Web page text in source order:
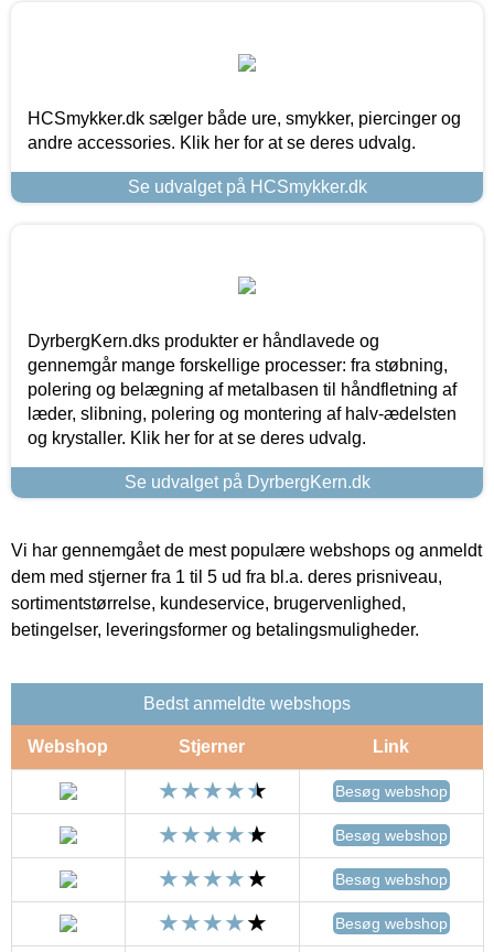
HCSmykker.dk sælger både ure, smykker, piercinger og
andre accessories. Klik her for at se deres udvalg.
Se udvalget på HCSmykker.dk
DyrbergKern.dks produkter er håndlavede og
gennemgår mange forskellige processer: fra støbning,
polering og belægning af metalbasen til håndfletning af
læder, slibning, polering og montering af halv-ædelsten
og krystaller. Klik her for at se deres udvalg.
Se udvalget på DyrbergKern.dk
Vi har gennemgået de mest populære webshops og anmeldt
dem med stjerner fra 1 til 5 ud fra bl.a. deres prisniveau,
sortimentstørrelse, kundeservice, brugervenlighed,
betingelser, leveringsformer og betalingsmuligheder.
Bedst anmeldte webshops
Webshop Stjerner Link
Besøg webshop
Besøg webshop
Besøg webshop
Besøg webshop